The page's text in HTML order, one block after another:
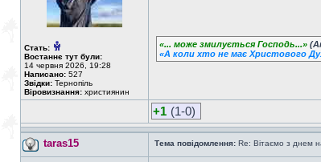
Стать:
Востаннє тут були:
14 червня 2026, 19:28
Написано: 527
Звідки: Тернопіль
Віровизнання: християнин
«... може змилується Господь...»
«А коли хто не має Христового
+1 (1-0)
taras15 Тема повідомлення: Re: Вітаємо з днем